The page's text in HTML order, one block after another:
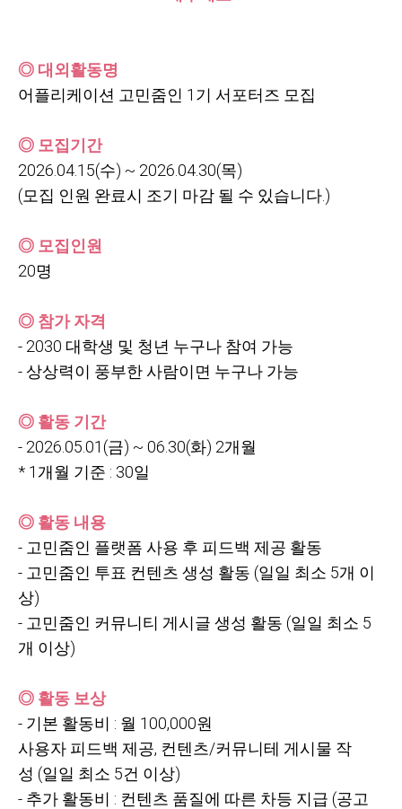
◎ 대외활동명
어플리케이션 고민줌인 1기 서포터즈 모집
◎ 모집기간
2026.04.15(수) ~ 2026.04.30(목)
(모집 인원 완료시 조기 마감 될 수 있습니다.)
◎ 모집인원
20명
◎ 참가 자격
- 2030 대학생 및 청년 누구나 참여 가능
- 상상력이 풍부한 사람이면 누구나 가능
◎ 활동 기간
- 2026.05.01(금) ~ 06.30(화) 2개월
* 1개월 기준 : 30일
◎ 활동 내용
- 고민줌인 플랫폼 사용 후 피드백 제공 활동
- 고민줌인 투표 컨텐츠 생성 활동 (일일 최소 5개 이
상)
- 고민줌인 커뮤니티 게시글 생성 활동 (일일 최소 5
개 이상)
◎ 활동 보상
- 기본 활동비 : 월 100,000원
사용자 피드백 제공, 컨텐츠/커뮤니테 게시물 작
성 (일일 최소 5건 이상)
- 추가 활동비 : 컨텐츠 품질에 따른 차등 지급 (공고